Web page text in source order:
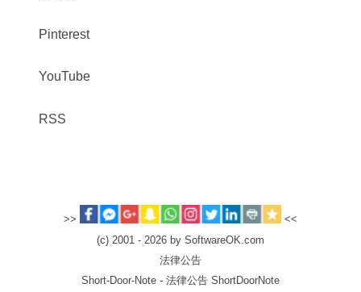
Pinterest
YouTube
RSS
>>
<<
(c) 2001 - 2026 by SoftwareOK.com
法律公告
Short-Door-Note - 法律公告 ShortDoorNote